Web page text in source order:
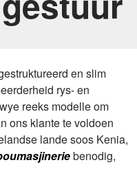
en slim
rys- en
reeks modelle om
ons klante te voldoen
lande soos Kenia,
benodig,